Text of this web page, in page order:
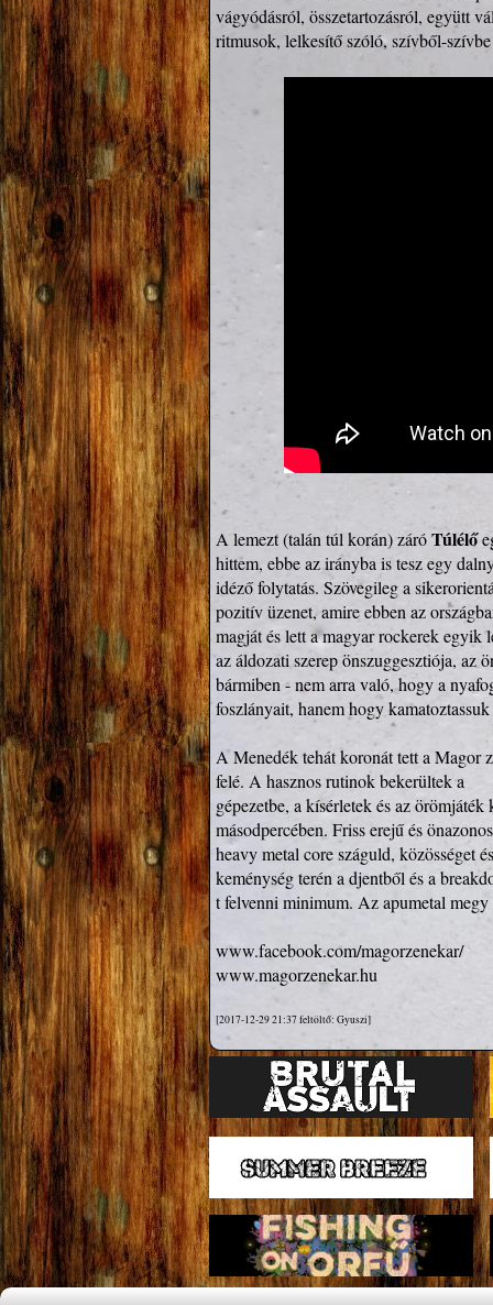
vágyódásról, összetartozásról, együtt
ritmusok, lelkesítő szóló, szívből-
A lemezt (talán túl korán) záró Túlélő
hittem, ebbe az irányba is tesz egy
idéző folytatás. Szövegileg a
pozitív üzenet, amire ebben az
magját és lett a magyar rockerek egyik
az áldozati szerep önszuggesztiója, az
bármiben - nem arra való, hogy a
foszlányait, hanem hogy
A Menedék tehát koronát tett a Magor
felé. A hasznos rutinok bekerültek a
gépezetbe, a kísérletek és az
másodpercében. Friss erejű és önazonos
heavy metal core száguld, közösséget
keménység terén a djentből és a
t felvenni minimum. Az apumetal
www.facebook.com/magorzenekar/
www.magorzenekar.hu
[2017-12-29 21:37 feltöltő: Gyuszi]